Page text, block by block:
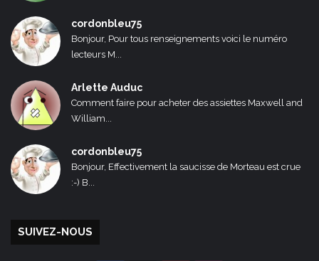
cordonbleu75
Bonjour, Pour tous renseignements voici le numéro
lecteurs M...
Arlette Auduc
Comment faire pour acheter des assiettes Maxwell and
William...
cordonbleu75
Bonjour, Effectivement la saucisse de Morteau est crue
:-) B...
SUIVEZ-NOUS